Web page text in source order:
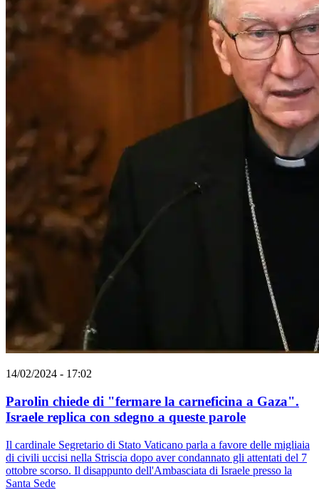
14/02/2024 - 17:02
Parolin chiede di "fermare la carneficina a Gaza".
Israele replica con sdegno a queste parole
Il cardinale Segretario di Stato Vaticano parla a favore delle migliaia
di civili uccisi nella Striscia dopo aver condannato gli attentati del 7
ottobre scorso. Il disappunto dell'Ambasciata di Israele presso la
Santa Sede